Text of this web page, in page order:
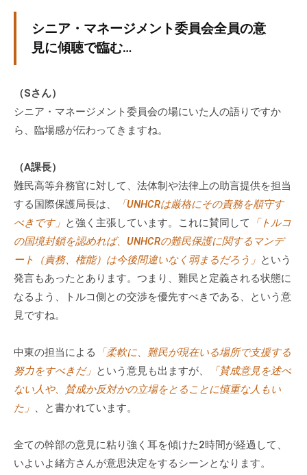
シニア・マネージメント委員会全員の意
見に傾聴で臨む…
（Sさん）
シニア・マネージメント委員会の場にいた人の語りですか
ら、臨場感が伝わってきますね。
（A課長）
難民高等弁務官に対して、法体制や法律上の助言提供を担当
する国際保護局長は、
「UNHCRは厳格にその責務を順守す
べきです」 と強く主張しています。これに賛同して
「トルコ
の国境封鎖を認めれば、UNHCRの難民保護に関するマンデ
ート（責務、権能）は今後間違いなく弱まるだろう」 という
発言もあったとあります。つまり、難民と定義される状態に
なるよう、トルコ側との交渉を優先すべきである、という意
見ですね。
中東の担当による
「柔軟に、難民が現在いる場所で支援する
努力をすべきだ」 という意見も出ますが、
「賛成意見を述べ
ない人や、賛成か反対かの立場をとることに慎重な人もい
た」 、と書かれています。
全ての幹部の意見に粘り強く耳を傾けた2時間が経過して、
いよいよ緒方さんが意思決定をするシーンとなります。